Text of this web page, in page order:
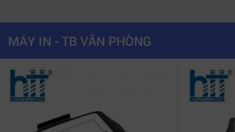
MÁY IN - TB VĂN PHÒNG